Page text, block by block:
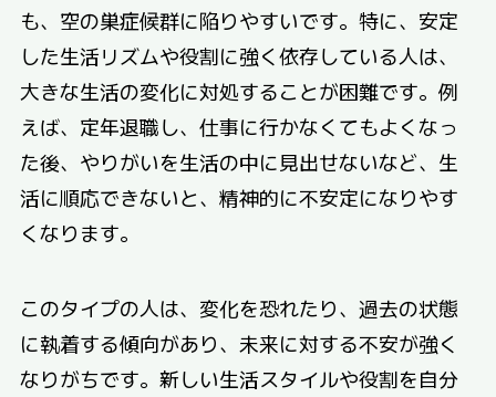
も、空の巣症候群に陥りやすいです。特に、安定
した生活リズムや役割に強く依存している人は、
大きな生活の変化に対処することが困難です。例
えば、定年退職し、仕事に行かなくてもよくなっ
た後、やりがいを生活の中に見出せないなど、生
活に順応できないと、精神的に不安定になりやす
くなります。
このタイプの人は、変化を恐れたり、過去の状態
に執着する傾向があり、未来に対する不安が強く
なりがちです。新しい生活スタイルや役割を自分